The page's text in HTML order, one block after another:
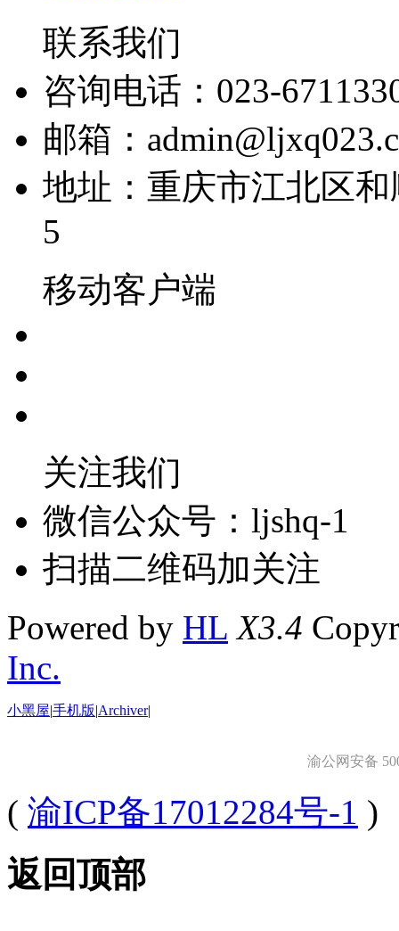
联系我们
咨询电话：023-
邮箱：
地址：重庆市江北区
5
移动客户端
关注我们
微信公众号：ljshq-1
扫描二维码加关注
Powered by HL X3.4
Inc.
小黑屋|手机版|Archiver|
渝公网安备
( 渝ICP备17012284号-1 )
返回顶部